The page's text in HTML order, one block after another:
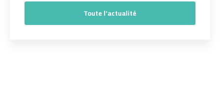
Toute l'actualité